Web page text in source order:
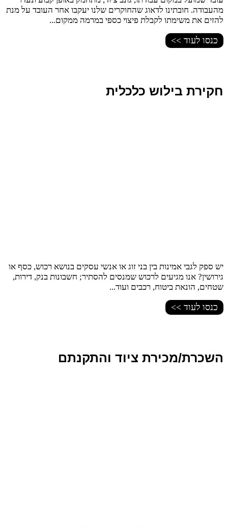
מהעבודה. חובתינו לדאוג שהחוקרים שלנו יעקבו אחר העובד על מנת
להזים את משימתו לקבלת פיצוי כספי במרמה ממקום...
כנסו לעוד >>
חקירת בילוש כלכלית
יש ספק לגבי אמינות בין בני זוג או אנשי עסקים בנושא רכוש, כסף או
גירושין? אנו מגיעים לרכוש שמנסים להסתיר; חשבונות בנק, דירות,
שטחים, הונאת ביטוח, רכבים ועוד...
כנסו לעוד >>
השכרת/מכירת ציוד והתקנתם